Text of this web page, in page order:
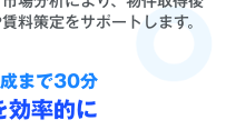
料策定をサポートします。
まで30分
効率的に